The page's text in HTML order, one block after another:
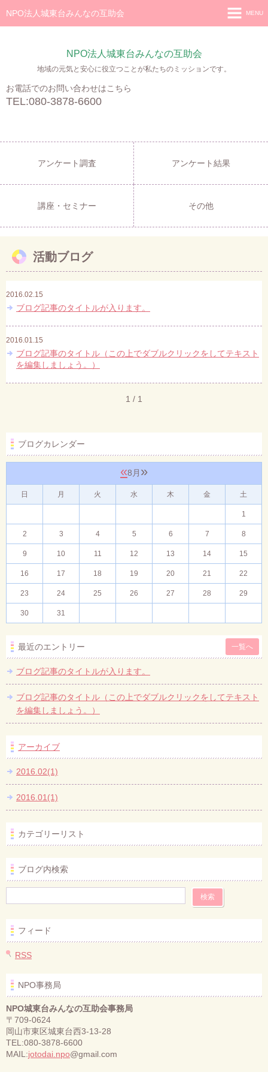
NPO法人城東台みんなの互助会
NPO法人城東台みんなの互助会
地域の元気と安心に役立つことが私たちのミッションです。
お電話でのお問い合わせはこちら
TEL:080-3878-6600
MENU
事務局について
アンケート調査 アンケート結果
講座・セミナー その他
活動ブログ
2016.02.15
ブログ記事のタイトルが入ります。
2016.01.15
ブログ記事のタイトル（この上でダブルクリックをしてテキスト
を編集しましょう。）
1 / 1
ブログカレンダー
«8月 »
日 月 火 水 木 金 土
1
2 3 4 5 6 7 8
9 10 11 12 13 14 15
16 17 18 19 20 21 22
23 24 25 26 27 28 29
30 31
最近のエントリー 一覧へ
ブログ記事のタイトルが入ります。
ブログ記事のタイトル（この上でダブルクリックをしてテキスト
を編集しましょう。）
アーカイブ
2016.02(1)
2016.01(1)
カテゴリーリスト
ブログ内検索
フィード
RSS
NPO事務局
NPO城東台みんなの互助会事務局
〒709-0624
岡山市東区城東台西3-13-28
TEL:080-3878-6600
MAIL:jotodai.npo@gmail.com